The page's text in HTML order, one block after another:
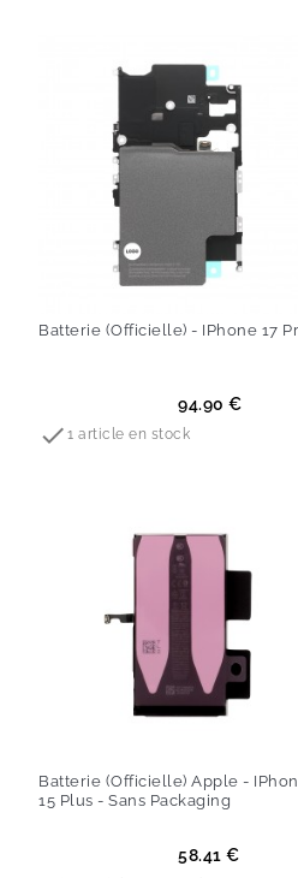
Batterie (Officielle) - IPhone 17
94.90 €
 1 article en stock
Batterie (Officielle) Apple -
15 Plus - Sans Packaging
58.41 €